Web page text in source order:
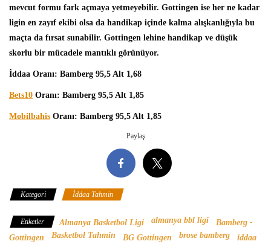
mevcut formu fark açmaya yetmeyebilir. Gottingen ise her ne kadar
ligin en zayıf ekibi olsa da handikap içinde kalma alışkanlığıyla bu
maçta da fırsat sunabilir. Gottingen lehine handikap ve düşük
skorlu bir mücadele mantıklı görünüyor.
İddaa Oranı: Bamberg 95,5 Alt 1,68
Bets10 Oranı: Bamberg 95,5 Alt 1,85
Mobilbahis Oranı: Bamberg 95,5 Alt 1,85
Paylaş
Kategori İddaa Tahmin
Etiketler Almanya Basketbol Ligi almanya bbl ligi
Bamberg -
Gottingen
Basketbol Tahmin BG Gottingen brose bamberg iddaa